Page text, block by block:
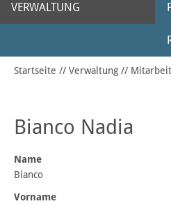
VERWALTUNG
Startseite Verwaltung
Bianco Nadia
Name
Bianco
Vorname